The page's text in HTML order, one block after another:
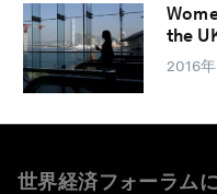
the
2016
世界経済フォーラム